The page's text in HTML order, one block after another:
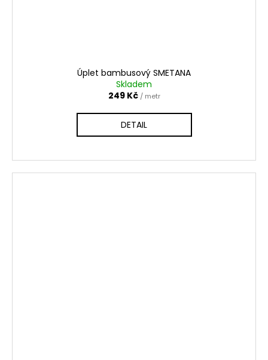
Úplet bambusový SMETANA
Skladem
249 Kč / metr
DETAIL